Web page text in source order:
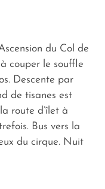
du Col de
couper le souffle
Descente par
de tisanes est
route d’îlet à
Bus vers la
du cirque. Nuit